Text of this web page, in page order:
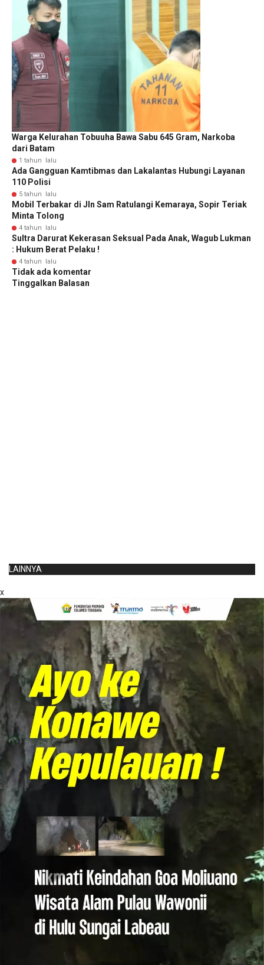
Warga Kelurahan Tobuuha Bawa Sabu 645 Gram, Narkoba
dari Batam
1 tahun lalu
Ada Gangguan Kamtibmas dan Lakalantas Hubungi Layanan
110 Polisi
5 tahun lalu
Mobil Terbakar di Jln Sam Ratulangi Kemaraya, Sopir Teriak
Minta Tolong
4 tahun lalu
Sultra Darurat Kekerasan Seksual Pada Anak, Wagub Lukman
: Hukum Berat Pelaku !
4 tahun lalu
Tidak ada komentar
Tinggalkan Balasan
LAINNYA
x